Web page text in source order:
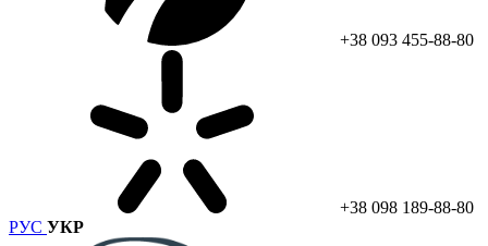
+38 093 455-88-80
+38 098 189-88-80
РУС УКР